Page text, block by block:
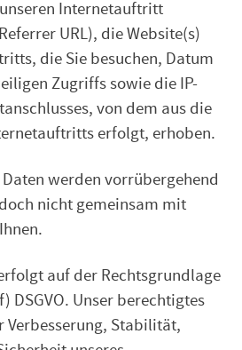
Internetauftritt
URL), die Website(s)
die Sie besuchen, Datum
Zugriffs sowie die IP-
von dem aus die
erfolgt, erhoben.
Daten werden vorrübergehend
nicht gemeinsam mit
auf der Rechtsgrundlage
DSGVO. Unser berechtigtes
Verbesserung, Stabilität,